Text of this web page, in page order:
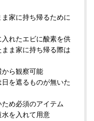
家に持ち帰るために
れたエビに酸素を供
ま家に持ち帰る際は
ら観察可能
を遮るものが無いた
め必須のアイテム
を入れて用意